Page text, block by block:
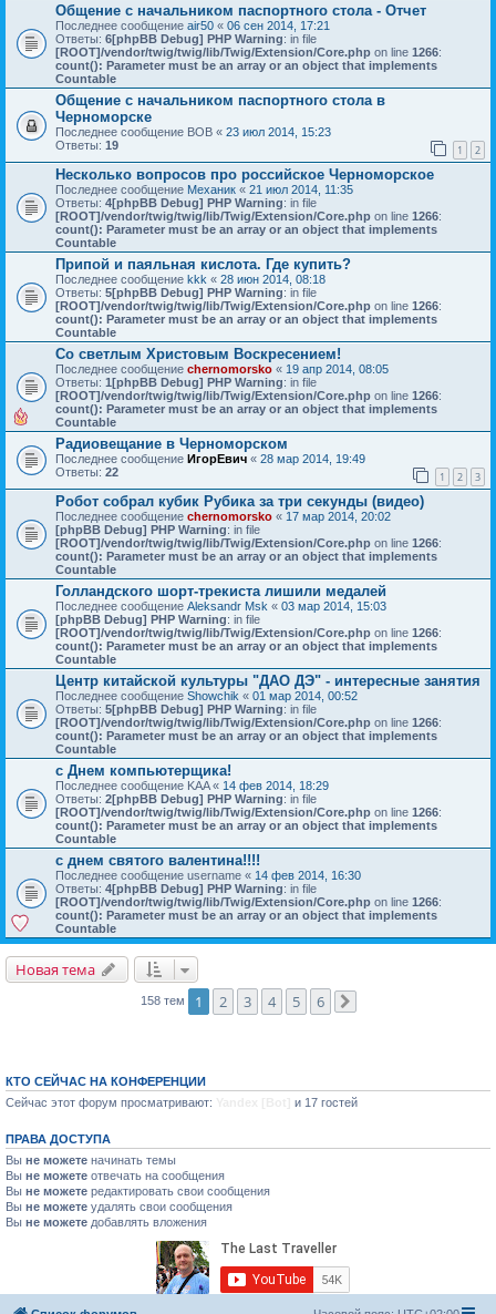
Общение с начальником паспортного стола - Отчет
Последнее сообщение air50 « 06 сен 2014, 17:21
Ответы: 6[phpBB Debug] PHP Warning: in file
[ROOT]/vendor/twig/twig/lib/Twig/Extension/Core.php on line 1266:
count(): Parameter must be an array or an object that implements
Countable
Общение с начальником паспортного стола в
Черноморске
Последнее сообщение ВОВ « 23 июл 2014, 15:23
Ответы: 19 1 2
Несколько вопросов про российское Черноморское
Последнее сообщение Механик « 21 июл 2014, 11:35
Ответы: 4[phpBB Debug] PHP Warning: in file
[ROOT]/vendor/twig/twig/lib/Twig/Extension/Core.php on line 1266:
count(): Parameter must be an array or an object that implements
Countable
Припой и паяльная кислота. Где купить?
Последнее сообщение kkk « 28 июн 2014, 08:18
Ответы: 5[phpBB Debug] PHP Warning: in file
[ROOT]/vendor/twig/twig/lib/Twig/Extension/Core.php on line 1266:
count(): Parameter must be an array or an object that implements
Countable
Со светлым Христовым Воскресением!
Последнее сообщение chernomorsko « 19 апр 2014, 08:05
Ответы: 1[phpBB Debug] PHP Warning: in file
[ROOT]/vendor/twig/twig/lib/Twig/Extension/Core.php on line 1266:
count(): Parameter must be an array or an object that implements
Countable
Радиовещание в Черноморском
Последнее сообщение ИгорЕвич « 28 мар 2014, 19:49
Ответы: 22 1 2 3
Робот собрал кубик Рубика за три секунды (видео)
Последнее сообщение chernomorsko « 17 мар 2014, 20:02
[phpBB Debug] PHP Warning: in file
[ROOT]/vendor/twig/twig/lib/Twig/Extension/Core.php on line 1266:
count(): Parameter must be an array or an object that implements
Countable
Голландского шорт-трекиста лишили медалей
Последнее сообщение Aleksandr Msk « 03 мар 2014, 15:03
[phpBB Debug] PHP Warning: in file
[ROOT]/vendor/twig/twig/lib/Twig/Extension/Core.php on line 1266:
count(): Parameter must be an array or an object that implements
Countable
Центр китайской культуры "ДАО ДЭ" - интересные занятия
Последнее сообщение Showchik « 01 мар 2014, 00:52
Ответы: 5[phpBB Debug] PHP Warning: in file
[ROOT]/vendor/twig/twig/lib/Twig/Extension/Core.php on line 1266:
count(): Parameter must be an array or an object that implements
Countable
с Днем компьютерщика!
Последнее сообщение KAA« 14 фев 2014, 18:29
Ответы: 2[phpBB Debug] PHP Warning: in file
[ROOT]/vendor/twig/twig/lib/Twig/Extension/Core.php on line 1266:
count(): Parameter must be an array or an object that implements
Countable
с днем святого валентина!!!!
Последнее сообщение username « 14 фев 2014, 16:30
Ответы: 4[phpBB Debug] PHP Warning: in file
[ROOT]/vendor/twig/twig/lib/Twig/Extension/Core.php on line 1266:
count(): Parameter must be an array or an object that implements
Countable
Новая тема
158 тем 1 2 3 4 5 6
КТО СЕЙЧАС НА КОНФЕРЕНЦИИ
Сейчас этот форум просматривают:
и 17 гостей
ПРАВА ДОСТУПА
Вы не можете начинать темы
Вы не можете отвечать на сообщения
Вы не можете редактировать свои сообщения
Вы не можете удалять свои сообщения
Вы не можете добавлять вложения